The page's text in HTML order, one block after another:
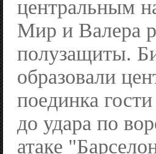
центральным
Мир и Валера
полузащиты.
образовали
поединка
до удара по
атаке